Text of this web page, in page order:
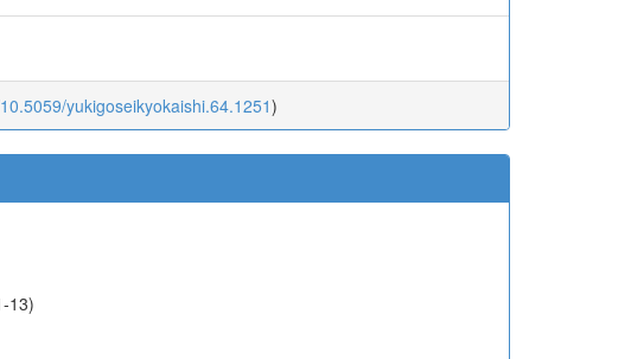
yukigoseikyokaishi.64.1251)
13)